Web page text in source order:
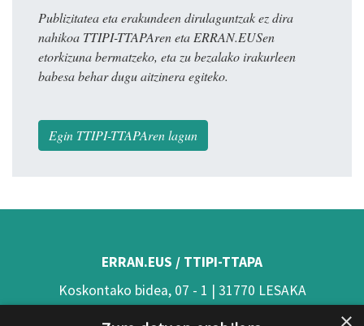
Publizitatea eta erakundeen dirulaguntzak ez dira
nahikoa TTIPI-TTAPAren eta ERRAN.EUSen
etorkizuna bermatzeko, eta zu bezalako irakurleen
babesa behar dugu aitzinera egiteko.
Egin TTIPI-TTAPAren lagun
ERRAN.EUS / TTIPI-TTAPA
Koskontako bidea, 07 - 1 | 31770 LESAKA
(Nafarroa)